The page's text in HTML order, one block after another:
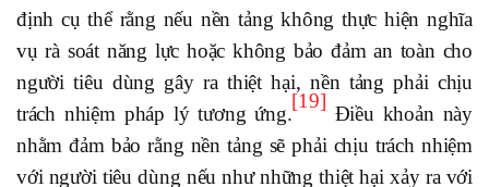
định cụ thể rằng nếu nền tảng không thực hiện nghĩa
vụ rà soát năng lực hoặc không bảo đảm an toàn cho
người tiêu dùng gây ra thiệt hại, nền tảng phải chịu
trách nhiệm pháp lý tương ứng.
[19]
Điều khoản này
nhằm đảm bảo rằng nền tảng sẽ phải chịu trách nhiệm
với người tiêu dùng nếu như những thiệt hại xảy ra với